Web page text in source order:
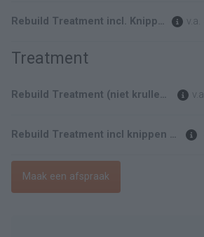
Rebuild Treatment incl. Knippen (lang haar) v.a.
Treatment
Rebuild Treatment (niet krullend haar) v.a.
Rebuild Treatment incl knippen (extra lang haar)
Maak een afspraak